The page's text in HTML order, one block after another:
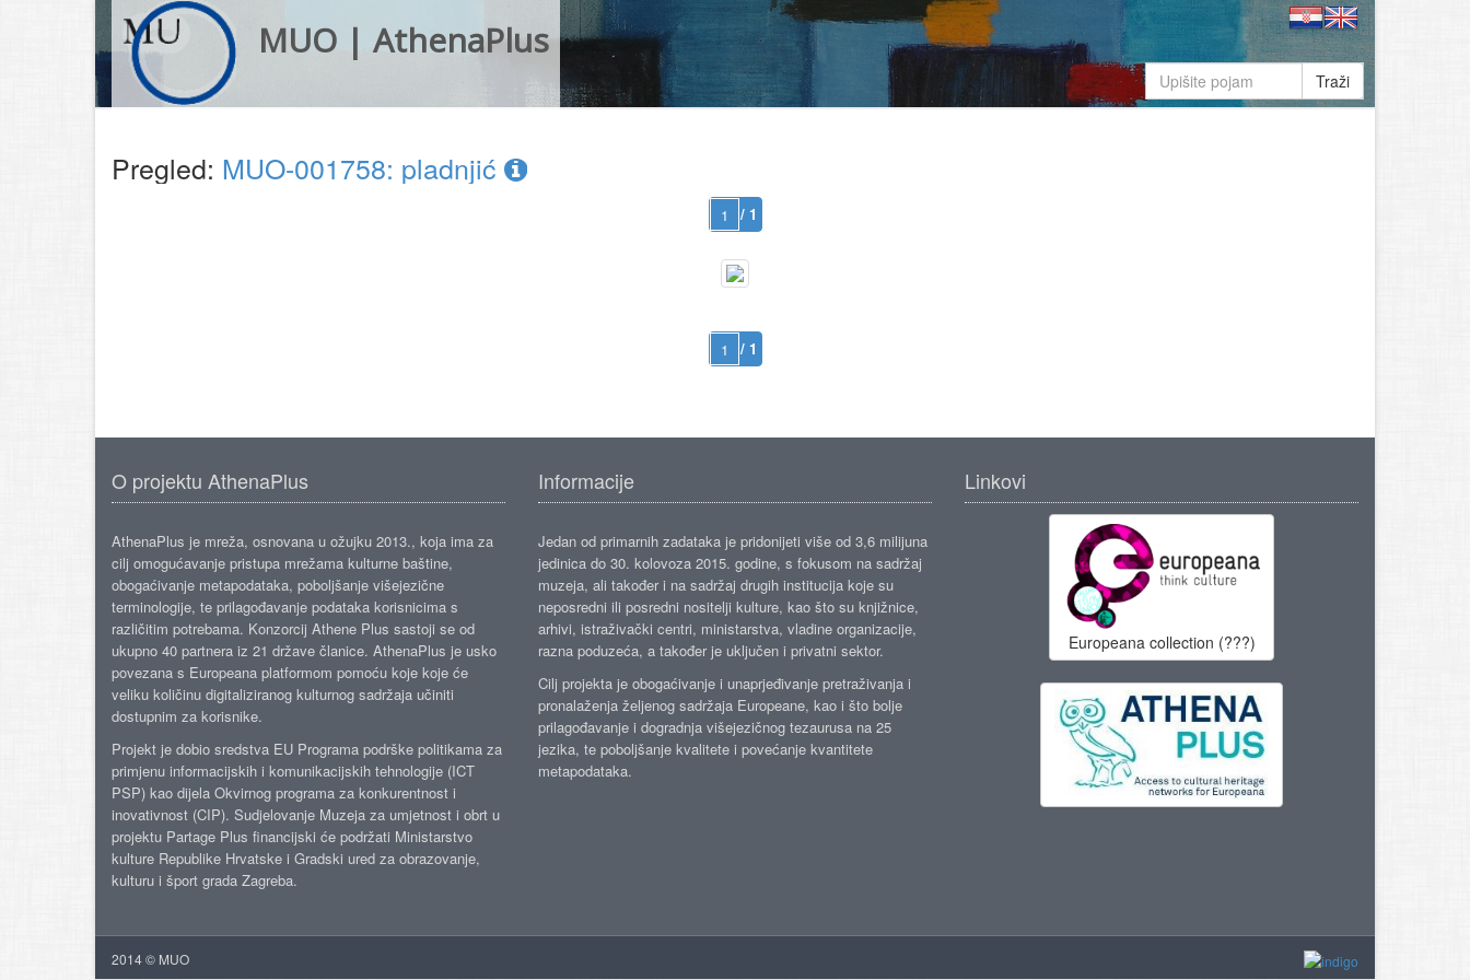
MUO | AthenaPlus
Traži
Pregled: MUO-001758: pladnjić
/ 1
/ 1
O projektu AthenaPlus
AthenaPlus je mreža, osnovana u ožujku 2013., koja ima za
cilj omogućavanje pristupa mrežama kulturne baštine,
obogaćivanje metapodataka, poboljšanje višejezične
terminologije, te prilagođavanje podataka korisnicima s
različitim potrebama. Konzorcij Athene Plus sastoji se od
ukupno 40 partnera iz 21 države članice. AthenaPlus je usko
povezana s Europeana platformom pomoću koje koje će
veliku količinu digitaliziranog kulturnog sadržaja učiniti
dostupnim za korisnike.
Projekt je dobio sredstva EU Programa podrške politikama za
primjenu informacijskih i komunikacijskih tehnologije (ICT
PSP) kao dijela Okvirnog programa za konkurentnost i
inovativnost (CIP). Sudjelovanje Muzeja za umjetnost i obrt u
projektu Partage Plus financijski će podržati Ministarstvo
kulture Republike Hrvatske i Gradski ured za obrazovanje,
kulturu i šport grada Zagreba.
Informacije
Jedan od primarnih zadataka je pridonijeti više od 3,6 milijuna
jedinica do 30. kolovoza 2015. godine, s fokusom na sadržaj
muzeja, ali također i na sadržaj drugih institucija koje su
neposredni ili posredni nositelji kulture, kao što su knjižnice,
arhivi, istraživački centri, ministarstva, vladine organizacije,
razna poduzeća, a također je uključen i privatni sektor.
Cilj projekta je obogaćivanje i unaprjeđivanje pretraživanja i
pronalaženja željenog sadržaja Europeane, kao i što bolje
prilagođavanje i dogradnja višejezičnog tezaurusa na 25
jezika, te poboljšanje kvalitete i povećanje kvantitete
metapodataka.
Linkovi
Europeana collection (???)
2014 © MUO